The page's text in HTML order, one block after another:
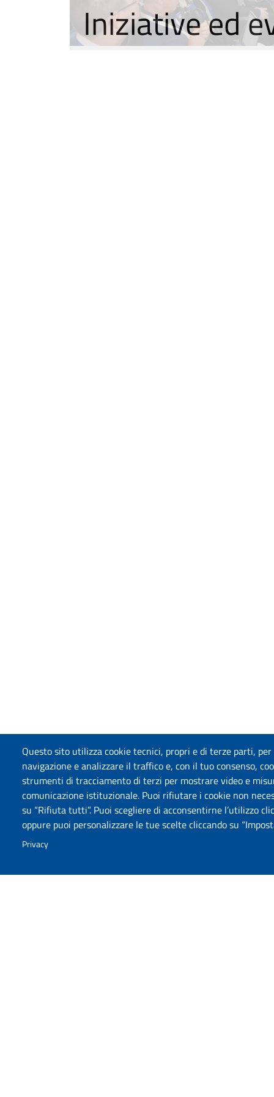
Questo sito utilizza cookie tecnici, propri e di terze parti,
navigazione e analizzare il traffico e, con il tuo consenso,
strumenti di tracciamento di terzi per mostrare video e
comunicazione istituzionale. Puoi rifiutare i cookie non
su “Rifiuta tutti”. Puoi scegliere di acconsentirne l’utilizzo
oppure puoi personalizzare le tue scelte cliccando su
Privacy
Iniziative ed